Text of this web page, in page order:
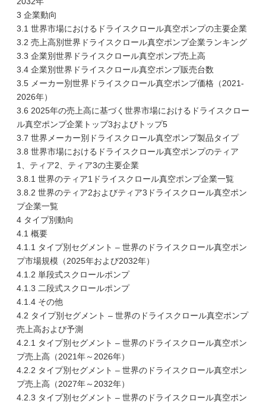
3 企業動向
3.1 世界市場におけるドライスクロール真空ポンプの主要企業
3.2 売上高別世界ドライスクロール真空ポンプ企業ランキング
3.3 企業別世界ドライスクロール真空ポンプ売上高
3.4 企業別世界ドライスクロール真空ポンプ販売台数
3.5 メーカー別世界ドライスクロール真空ポンプ価格（2021-
2026年）
3.6 2025年の売上高に基づく世界市場におけるドライスクロー
ル真空ポンプ企業トップ3およびトップ5
3.7 世界メーカー別ドライスクロール真空ポンプ製品タイプ
3.8 世界市場におけるドライスクロール真空ポンプのティア
1、ティア2、ティア3の主要企業
3.8.1 世界のティア1ドライスクロール真空ポンプ企業一覧
3.8.2 世界のティア2およびティア3ドライスクロール真空ポン
プ企業一覧
4 タイプ別動向
4.1 概要
4.1.1 タイプ別セグメント – 世界のドライスクロール真空ポン
プ市場規模（2025年および2032年）
4.1.2 単段式スクロールポンプ
4.1.3 二段式スクロールポンプ
4.1.4 その他
4.2 タイプ別セグメント – 世界のドライスクロール真空ポンプ
売上高および予測
4.2.1 タイプ別セグメント – 世界のドライスクロール真空ポン
プ売上高（2021年～2026年）
4.2.2 タイプ別セグメント – 世界のドライスクロール真空ポン
プ売上高（2027年～2032年）
4.2.3 タイプ別セグメント – 世界のドライスクロール真空ポン